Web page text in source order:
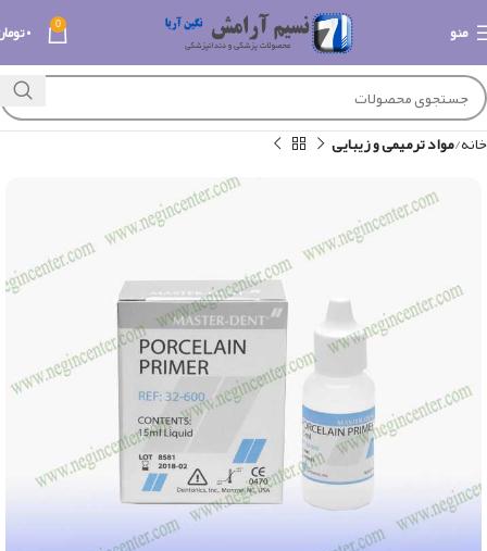
منو 0 ۰
خانه مواد ترمیمی و زیبایی